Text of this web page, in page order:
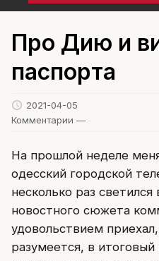
Про Дию и
паспорта
2021-04-05
Комментарии —
На прошлой неделе
одесский городской
несколько раз
новостного сюжета
удовольствием
разумеется, в